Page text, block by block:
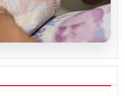
emekli
yatacak?